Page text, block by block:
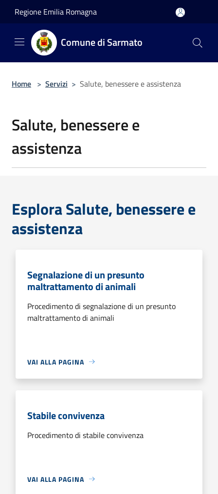
Regione Emilia Romagna
Comune di Sarmato
Home > Servizi > Salute, benessere e assistenza
Salute, benessere e
assistenza
Esplora Salute, benessere e
assistenza
Segnalazione di un presunto
maltrattamento di animali
Procedimento di segnalazione di un presunto
maltrattamento di animali
VAI ALLA PAGINA
Stabile convivenza
Procedimento di stabile convivenza
VAI ALLA PAGINA